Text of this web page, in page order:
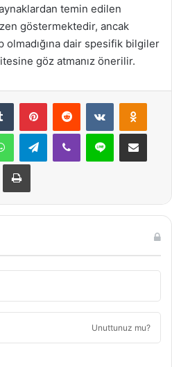
temin edilen
göstermektedir, ancak
olmadığına dair spesifik bilgiler
göz atmanız önerilir.
Tumblr PinterestReddit VKontakte
WhatsAppTelegramViber Line E-Posta ile
Yazdır
Unuttunuz mu?